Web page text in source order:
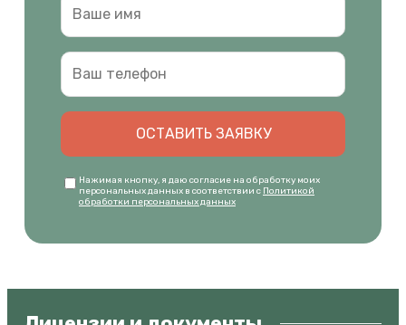
ОСТАВИТЬ ЗАЯВКУ
Нажимая кнопку, я даю согласие на обработку моих
персональных данных в соответствии с Политикой
обработки персональных данных